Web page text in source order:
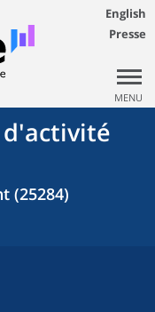
English
Presse
MENU
d'activité
(25284)